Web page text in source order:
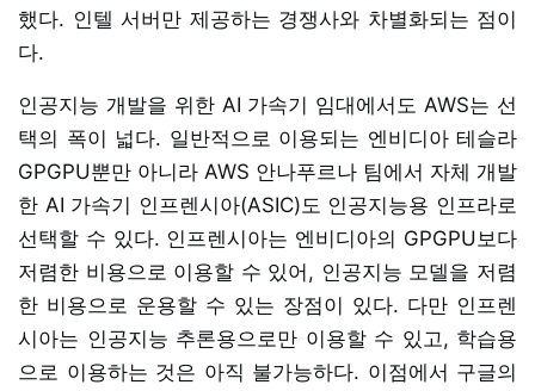
했다. 인텔 서버만 제공하는 경쟁사와 차별화되는 점이
다.
인공지능 개발을 위한 AI 가속기 임대에서도 AWS는 선
택의 폭이 넓다. 일반적으로 이용되는 엔비디아 테슬라
GPGPU뿐만 아니라 AWS 안나푸르나 팀에서 자체 개발
한 AI 가속기 인프렌시아(ASIC)도 인공지능용 인프라로
선택할 수 있다. 인프렌시아는 엔비디아의 GPGPU보다
저렴한 비용으로 이용할 수 있어, 인공지능 모델을 저렴
한 비용으로 운용할 수 있는 장점이 있다. 다만 인프렌
시아는 인공지능 추론용으로만 이용할 수 있고, 학습용
으로 이용하는 것은 아직 불가능하다. 이점에서 구글의